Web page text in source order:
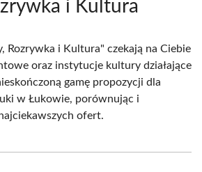
i Kultura
Rozrywka i Kultura" czekają na Ciebie
oraz instytucje kultury działające
gamę propozycji dla
w Łukowie, porównując i
ofert.